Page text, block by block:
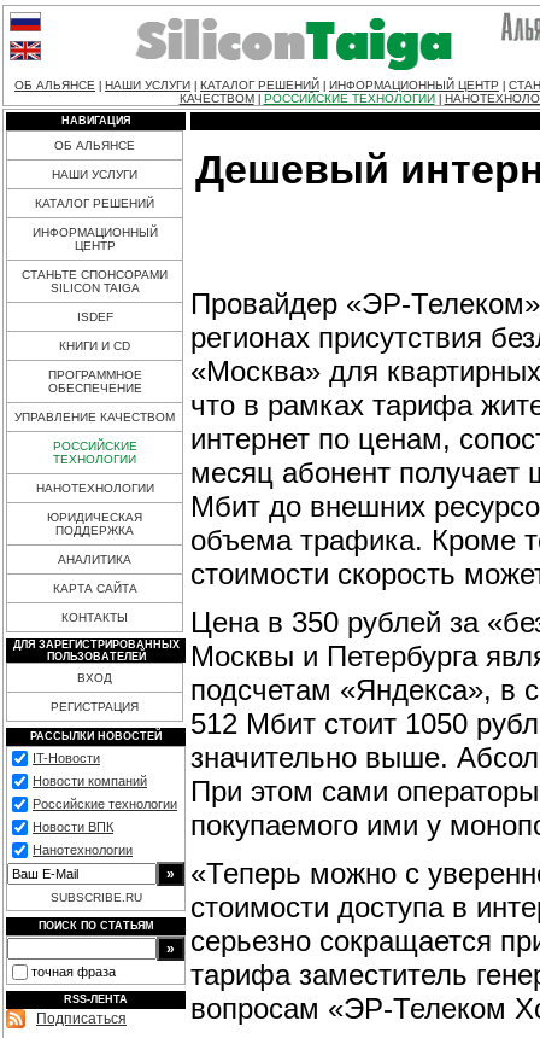
ОБ АЛЬЯНСЕ НАШИ УСЛУГИ КАТАЛОГ РЕШЕНИЙ ИНФОРМАЦИОННЫЙ ЦЕНТР
КАЧЕСТВОМ
РОССИЙСКИЕ ТЕХНОЛОГИИ
НАВИГАЦИЯ
ОБ АЛЬЯНСЕ
НАШИ УСЛУГИ
КАТАЛОГ РЕШЕНИЙ
ИНФОРМАЦИОННЫЙ
ЦЕНТР
СТАНЬТЕ СПОНСОРАМИ
SILICON TAIGA
ISDEF
КНИГИ И CD
ПРОГРАММНОЕ
ОБЕСПЕЧЕНИЕ
УПРАВЛЕНИЕ КАЧЕСТВОМ
РОССИЙСКИЕ
ТЕХНОЛОГИИ
НАНОТЕХНОЛОГИИ
ЮРИДИЧЕСКАЯ
ПОДДЕРЖКА
АНАЛИТИКА
КАРТА САЙТА
КОНТАКТЫ
ДЛЯ ЗАРЕГИСТРИРОВАННЫХ
ПОЛЬЗОВАТЕЛЕЙ
ВХОД
РЕГИСТРАЦИЯ
РАССЫЛКИ НОВОСТЕЙ
IT-Новости
Новости компаний
Российские технологии
Новости ВПК
Нанотехнологии
SUBSCRIBE.RU
ПОИСК ПО СТАТЬЯМ
точная фраза
RSS-ЛЕНТА
Подписаться
Дешевый
Провайдер «ЭР-
регионах присутствия
«Москва» для
что в рамках тарифа
интернет по ценам,
месяц абонент получает
Мбит до внешних
объема трафика. Кроме
стоимости скорость
Цена в 350 рублей за
Москвы и Петербурга
подсчетам «Яндекса», в
512 Мбит стоит 1050
значительно выше.
При этом сами
покупаемого ими у
«Теперь можно с
стоимости доступа в
серьезно сокращается
тарифа заместитель
вопросам «ЭР-Телеком